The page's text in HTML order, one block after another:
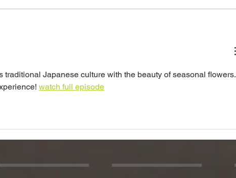
traditional Japanese culture with the beauty of seasonal flowers.
watch full episode